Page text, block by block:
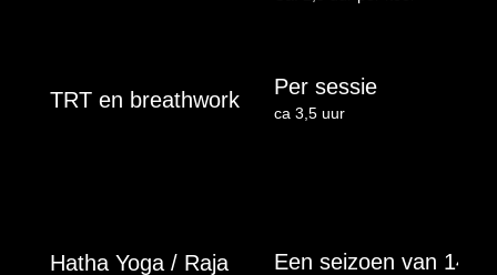
TRT en breathwork
Per sessie
ca 3,5 uur
Hatha Yoga / Raja
Een seizoen van 14